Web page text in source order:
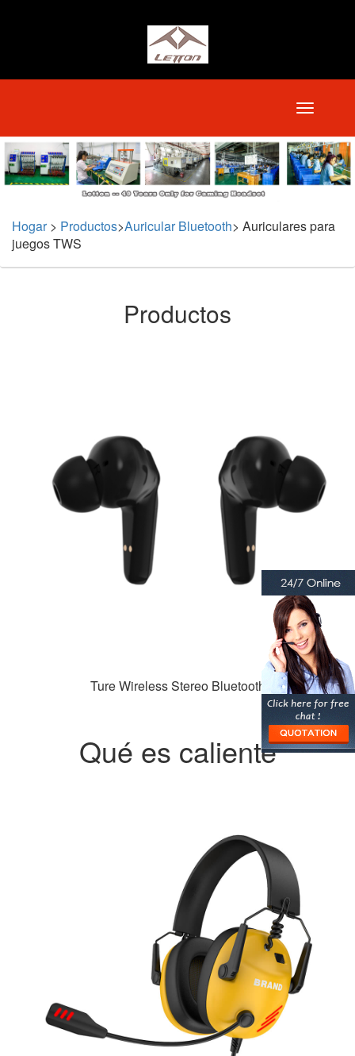
Hogar > Productos>Auricular Bluetooth> Auriculares para
juegos TWS
Productos
Ture Wireless Stereo Bluetooth
Qué es caliente